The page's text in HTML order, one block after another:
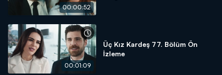
00:00:52
00:01:09
Üç Kız Kardeş 77. Bölüm Ön
İzleme